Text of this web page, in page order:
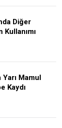
Diğer
Kullanımı
Mamul
Kaydı